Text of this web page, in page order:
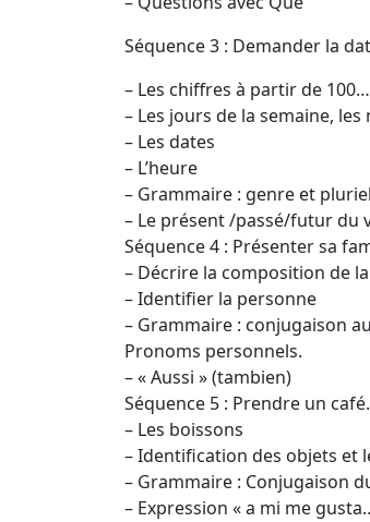
Séquence 3 : Demander la
– Les chiffres à partir de
– Les jours de la semaine, les
– Les dates
– L’heure
– Grammaire : genre et
– Le présent /passé/futur du
Séquence 4 : Présenter sa
– Décrire la composition de
– Identifier la personne
– Grammaire : conjugaison
Pronoms personnels.
– « Aussi » (tambien)
Séquence 5 : Prendre un
– Les boissons
– Identification des objets et
– Grammaire : Conjugaison
– Expression « a mi me